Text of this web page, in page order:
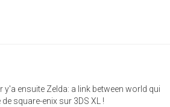
ensuite Zelda: a link between world qui
square-enix sur 3DS XL !